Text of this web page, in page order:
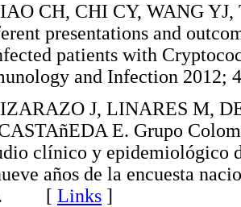
CH, CHI CY, WANG
presentations and
patients with
and Infection
J, LINARES M,
E. Grupo
clínico y epidemiológico
años de la encuesta
[ Links ]